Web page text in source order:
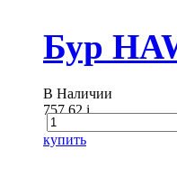
Бур
В Наличии
757.62i
купить